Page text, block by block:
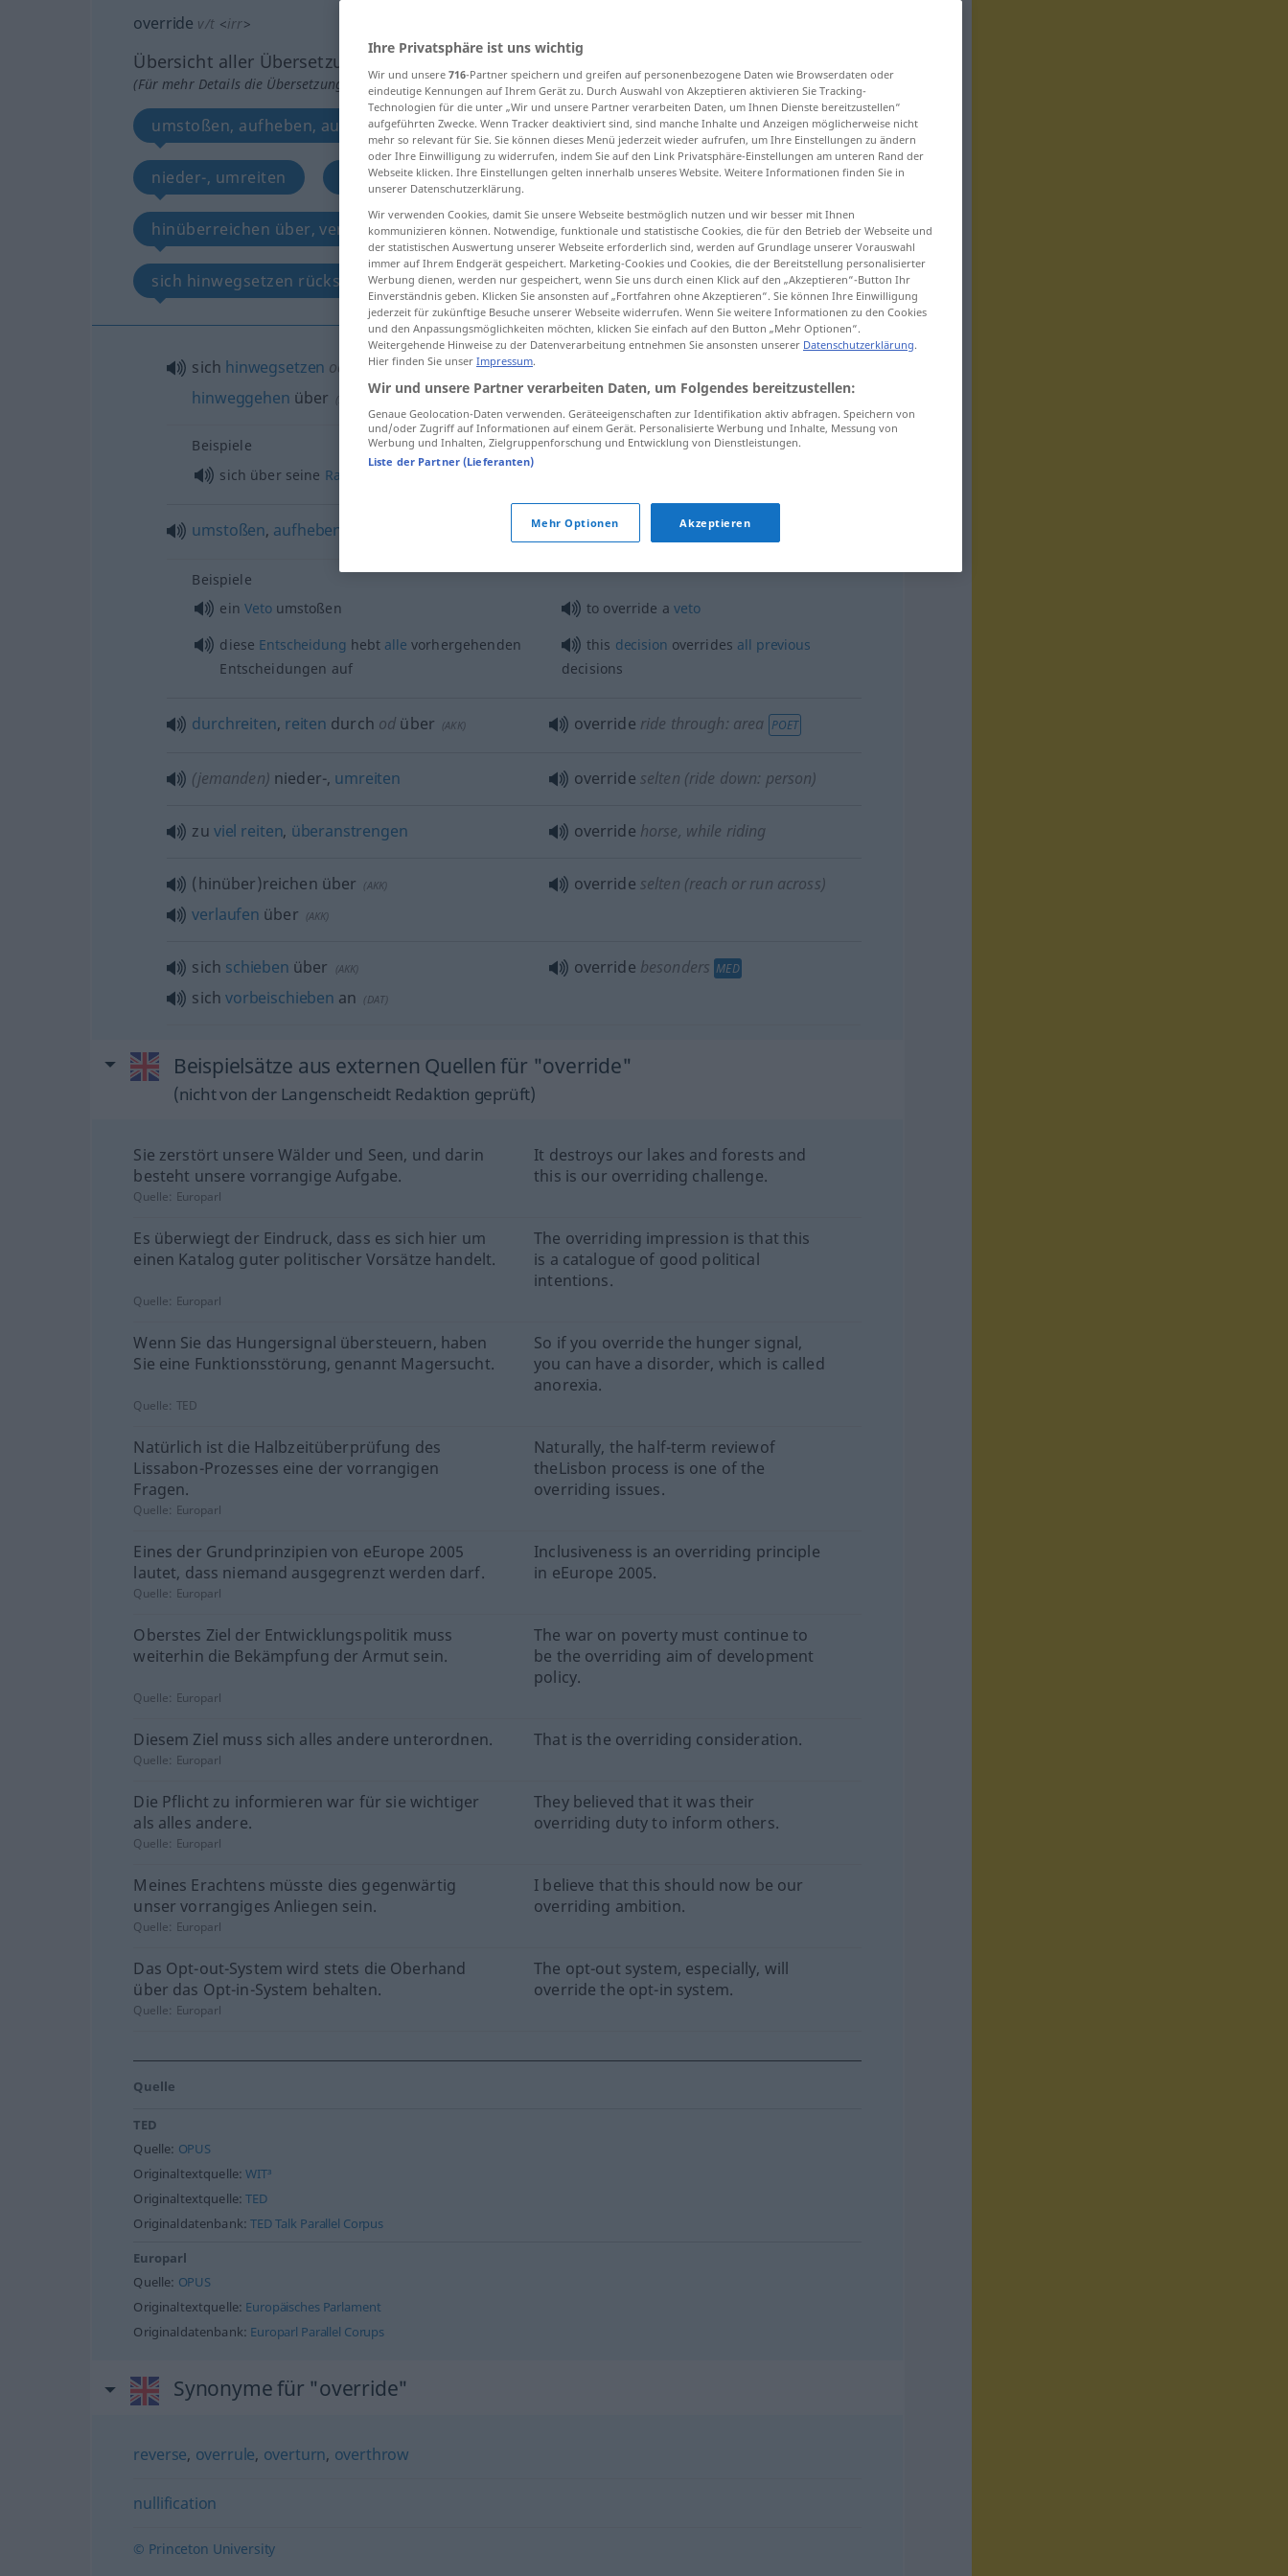
override v/t <irr>
Übersicht aller Übersetzungen
(Für mehr Details die Übersetzung anklicken/antippen)
umstoßen, aufheben, außer Kraft setzen durchreiten, reiten durch über
nieder-, umreiten zu viel reiten, überanstrengen
hinüberreichen über, verlaufen über sich schieben über, sich vorbeischieben an
sich hinwegsetzen rücksichtslos hinweggehen über
sich hinwegsetzen od
rücksichtslos
hinweggehen über (
Beispiele
sich über seine Ratgeber
umstoßen, aufheben override
Beispiele
ein Vetoumstoßen to override a veto
diese Entscheidung hebt alle vorhergehenden
Entscheidungen auf
this decision overrides all previous
decisions
durchreiten, reiten durch od über (AKK) override ride through: area POET
(jemanden) nieder-, umreiten override selten (ride down: person)
zu viel reiten, überanstrengen override horse, while riding
(hinüber)reichen über (AKK)
verlaufen über (AKK)
override selten (reach or run across)
sich schieben über (AKK)
sichvorbeischieben an (DAT)
override besonders MED
Beispielsätze aus externen Quellen für "override"
(nicht von der Langenscheidt Redaktion geprüft)
Sie zerstört unsere Wälder und Seen, und darin
besteht unsere vorrangige Aufgabe.
It destroys our lakes and forests and
this is our overriding challenge.
Quelle: Europarl
Es überwiegt der Eindruck, dass es sich hier um
einen Katalog guter politischer Vorsätze handelt.
The overriding impression is that this
is a catalogue of good political
intentions.
Quelle: Europarl
Wenn Sie das Hungersignal übersteuern, haben
Sie eine Funktionsstörung, genannt Magersucht.
So if you override the hunger signal,
you can have a disorder, which is called
anorexia.
Quelle: TED
Natürlich ist die Halbzeitüberprüfung des
Lissabon-Prozesses eine der vorrangigen
Fragen.
Naturally, the half-term reviewof
theLisbon process is one of the
overriding issues.
Quelle: Europarl
Eines der Grundprinzipien von eEurope 2005
lautet, dass niemand ausgegrenzt werden darf.
Inclusiveness is an overriding principle
in eEurope 2005.
Quelle: Europarl
Oberstes Ziel der Entwicklungspolitik muss
weiterhin die Bekämpfung der Armut sein.
The war on poverty must continue to
be the overriding aim of development
policy.
Quelle: Europarl
Diesem Ziel muss sich alles andere unterordnen. That is the overriding consideration.
Quelle: Europarl
Die Pflicht zu informieren war für sie wichtiger
als alles andere.
They believed that it was their
overriding duty to inform others.
Quelle: Europarl
Meines Erachtens müsste dies gegenwärtig
unser vorrangiges Anliegen sein.
I believe that this should now be our
overriding ambition.
Quelle: Europarl
Das Opt-out-System wird stets die Oberhand
über das Opt-in-System behalten.
The opt-out system, especially, will
override the opt-in system.
Quelle: Europarl
Quelle
TED
Quelle: OPUS
Originaltextquelle:WIT³
Originaltextquelle:TED
Originaldatenbank:TED Talk Parallel Corpus
Europarl
Quelle: OPUS
Originaltextquelle: Europäisches Parlament
Originaldatenbank: Europarl Parallel Corups
Synonyme für "override"
reverse, overrule, overturn, overthrow
nullification
© Princeton University
Ihre Privatsphäre ist uns wichtig
Wir und unsere 716-Partner speichern und greifen auf personenbezogene Daten wie Browserdaten oder
eindeutige Kennungen auf Ihrem Gerät zu. Durch Auswahl von Akzeptieren aktivieren Sie Tracking-
Technologien für die unter „Wir und unsere Partner verarbeiten Daten, um Ihnen Dienste bereitzustellen“
aufgeführten Zwecke. Wenn Tracker deaktiviert sind, sind manche Inhalte und Anzeigen möglicherweise nicht
mehr so relevant für Sie. Sie können dieses Menü jederzeit wieder aufrufen, um Ihre Einstellungen zu ändern
oder Ihre Einwilligung zu widerrufen, indem Sie auf den Link Privatsphäre-Einstellungen am unteren Rand der
Webseite klicken. Ihre Einstellungen gelten innerhalb unseres Website. Weitere Informationen finden Sie in
unserer Datenschutzerklärung.
Wir verwenden Cookies, damit Sie unsere Webseite bestmöglich nutzen und wir besser mit Ihnen
kommunizieren können. Notwendige, funktionale und statistische Cookies, die für den Betrieb der Webseite und
der statistischen Auswertung unserer Webseite erforderlich sind, werden auf Grundlage unserer Vorauswahl
immer auf Ihrem Endgerät gespeichert. Marketing-Cookies und Cookies, die der Bereitstellung personalisierter
Werbung dienen, werden nur gespeichert, wenn Sie uns durch einen Klick auf den „Akzeptieren“-Button Ihr
Einverständnis geben. Klicken Sie ansonsten auf „Fortfahren ohne Akzeptieren“. Sie können Ihre Einwilligung
jederzeit für zukünftige Besuche unserer Webseite widerrufen. Wenn Sie weitere Informationen zu den Cookies
und den Anpassungsmöglichkeiten möchten, klicken Sie einfach auf den Button „Mehr Optionen“.
Weitergehende Hinweise zu der Datenverarbeitung entnehmen Sie ansonsten unserer Datenschutzerklärung.
Hier finden Sie unser Impressum.
Wir und unsere Partner verarbeiten Daten, um Folgendes bereitzustellen:
Genaue Geolocation-Daten verwenden. Geräteeigenschaften zur Identifikation aktiv abfragen. Speichern von
und/oder Zugriff auf Informationen auf einem Gerät. Personalisierte Werbung und Inhalte, Messung von
Werbung und Inhalten, Zielgruppenforschung und Entwicklung von Dienstleistungen.
Liste der Partner (Lieferanten)
Mehr Optionen Akzeptieren